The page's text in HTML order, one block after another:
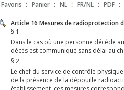
Favoris Panier NL FR/NL PDF